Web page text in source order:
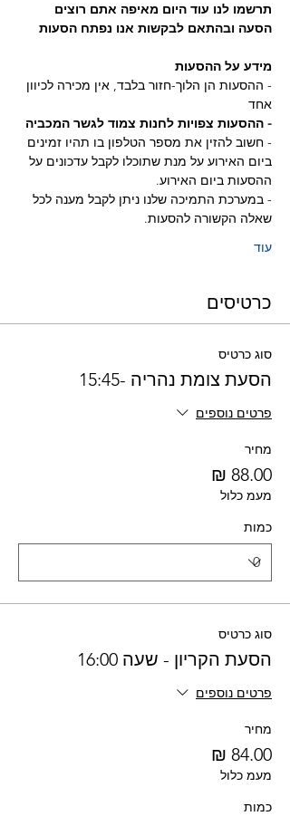
תרשמו לנו עוד היום מאיפה אתם רוצים
הסעה ובהתאם לבקשות אנו נפתח הסעות
מידע על ההסעות
- ההסעות הן הלוך-חזור בלבד, אין מכירה לכיוון
אחד
- ההסעות צפויות לחנות צמוד לגשר המכביה
- חשוב להזין את מספר הטלפון בו תהיו זמינים
ביום האירוע על מנת שתוכלו לקבל עדכונים על
ההסעות ביום האירוע.
- במערכת התמיכה שלנו ניתן לקבל מענה לכל
שאלה הקשורה להסעות.
עוד
כרטיסים
סוג כרטיס
הסעת צומת נהריה -15:45
פרטים נוספים
מחיר
מעמ כלול
כמות
סוג כרטיס
הסעת הקריון - שעה 16:00
פרטים נוספים
מחיר
מעמ כלול
כמות